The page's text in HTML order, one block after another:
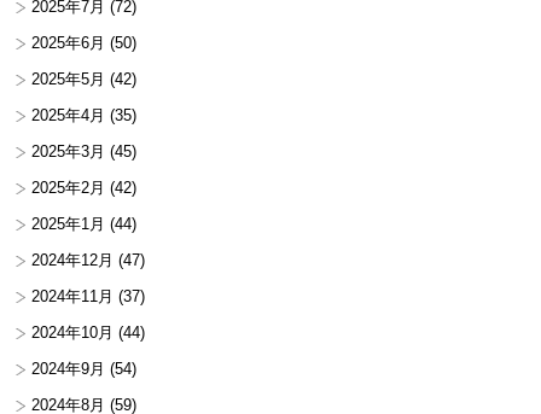
2025年7月 (72)
2025年6月 (50)
2025年5月 (42)
2025年4月 (35)
2025年3月 (45)
2025年2月 (42)
2025年1月 (44)
2024年12月 (47)
2024年11月 (37)
2024年10月 (44)
2024年9月 (54)
2024年8月 (59)